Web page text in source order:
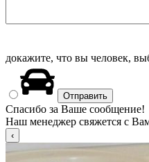
докажите, что вы человек,
Спасибо за Ваше сообщение!
Наш менеджер свяжется с